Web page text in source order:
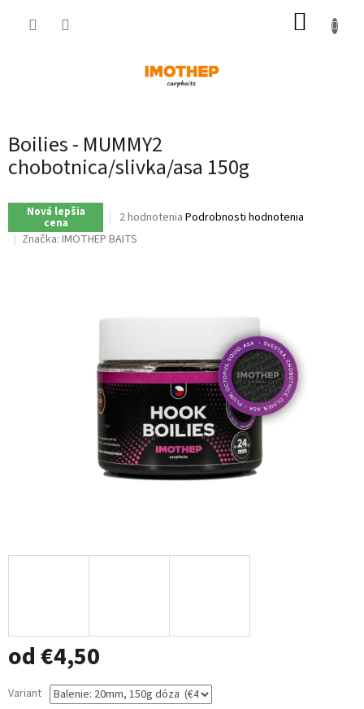
Boilies - MUMMY2
chobotnica/slivka/asa 150g
Nová lepšia
cena
Priemerné
hodnotenie
produktu
2 hodnotenia Podrobnosti hodnotenia
Značka: IMOTHEP BAITS
od€4,50
Jednotková
cena:
Variant